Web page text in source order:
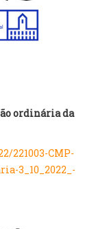
ordinária da
221003-CMP-
3_10_2022_-